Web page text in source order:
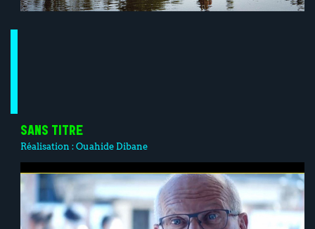
SANS TITRE
Réalisation :Ouahide Dibane